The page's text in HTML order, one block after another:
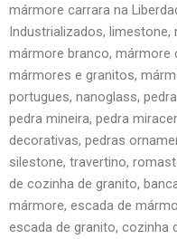
mármore carrara na
Industrializados,
mármore branco, mármore
mármores e granitos,
portugues, nanoglass,
pedra mineira, pedra
decorativas, pedras
silestone, travertino,
de cozinha de granito,
mármore, escada de
escada de granito, cozinha